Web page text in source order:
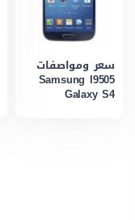
سعر ومواصفات
Samsung I9505
Galaxy S4